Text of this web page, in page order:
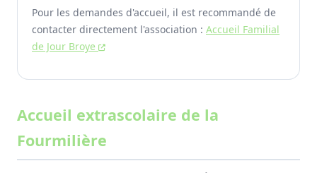
Pour les demandes d'accueil, il est recommandé de
contacter directement l'association : Accueil Familial
de Jour Broye
Accueil extrascolaire de la
Fourmilière